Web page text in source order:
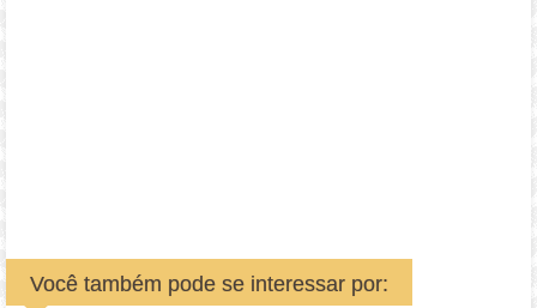
Você também pode se interessar por: